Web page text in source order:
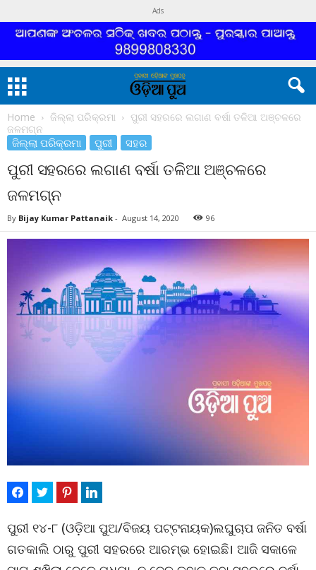
Ads
Home ଜିଲ୍ଲା ପରିକ୍ରମା
ପୁରୀ ସହରରେ ଲଗାଣ ବର୍ଷା ତଳିଆ ଅଞ୍ଚଳରେ
ଜଳମଗ୍ନ
ଜିଲ୍ଲା ପରିକ୍ରମା ପୁରୀ ସହର
ପୁରୀ ସହରରେ ଲଗାଣ ବର୍ଷା ତଳିଆ ଅଞ୍ଚଳରେ
ଜଳମଗ୍ନ
By Bijay Kumar Pattanaik - August 14, 2020 96
ପୁରୀ ୧୪-୮ (ଓଡ଼ିଆ ପୁଅ/ବିଜୟ ପଟ୍ଟନାୟକ)ଲଘୁଚାପ ଜନିତ ବର୍ଷା
ଗତକାଲି ଠାରୁ ପୁରୀ ସହରରେ ଆରମ୍ଭ ହୋଇଛି। ଆଜି ସକାଳେ